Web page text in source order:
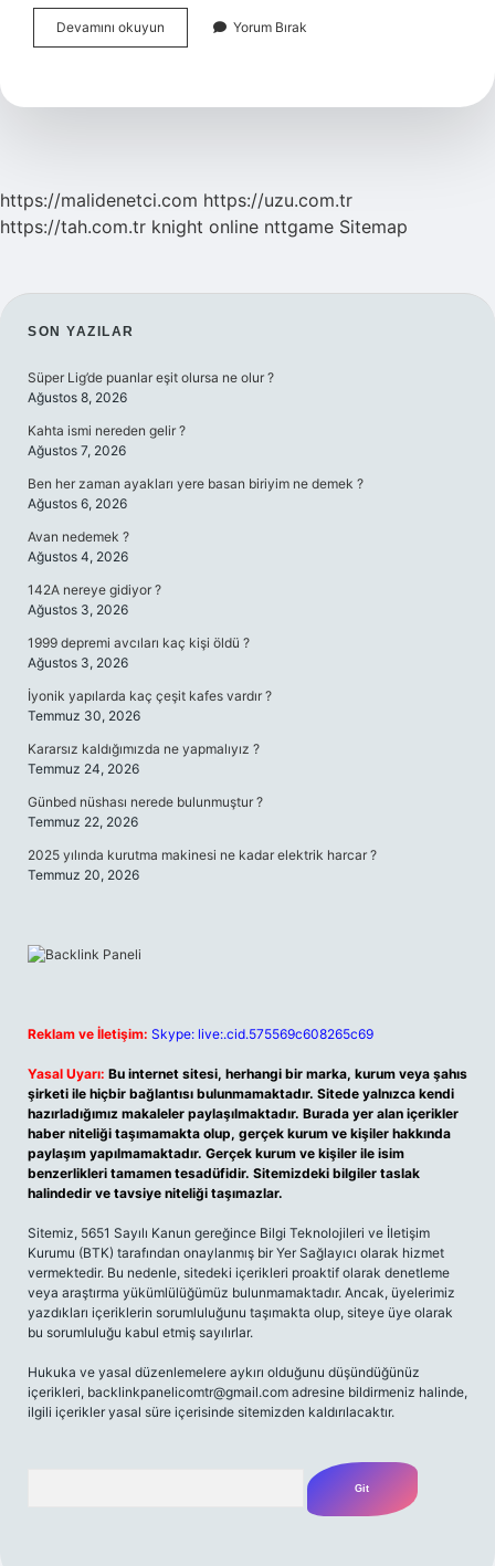
Devamını okuyun
Sağdıç
Yorum Bırak
https://malidenetci.com https://uzu.com.tr
https://tah.com.tr knight online nttgame Sitemap
SIDEBAR
SON YAZILAR
Süper Lig’de puanlar eşit olursa ne olur ?
Ağustos 8, 2026
Kahta ismi nereden gelir ?
Ağustos 7, 2026
Ben her zaman ayakları yere basan biriyim ne demek ?
Ağustos 6, 2026
Avan nedemek ?
Ağustos 4, 2026
142A nereye gidiyor ?
Ağustos 3, 2026
1999 depremi avcıları kaç kişi öldü ?
Ağustos 3, 2026
İyonik yapılarda kaç çeşit kafes vardır ?
Temmuz 30, 2026
Kararsız kaldığımızda ne yapmalıyız ?
Temmuz 24, 2026
Günbed nüshası nerede bulunmuştur ?
Temmuz 22, 2026
2025 yılında kurutma makinesi ne kadar elektrik harcar ?
Temmuz 20, 2026
Reklam ve İletişim: Skype: live:.cid.575569c608265c69
Yasal Uyarı: Bu internet sitesi, herhangi bir marka, kurum veya şahıs
şirketi ile hiçbir bağlantısı bulunmamaktadır. Sitede yalnızca kendi
hazırladığımız makaleler paylaşılmaktadır. Burada yer alan içerikler
haber niteliği taşımamakta olup, gerçek kurum ve kişiler hakkında
paylaşım yapılmamaktadır. Gerçek kurum ve kişiler ile isim
benzerlikleri tamamen tesadüfidir. Sitemizdeki bilgiler taslak
halindedir ve tavsiye niteliği taşımazlar.
Sitemiz, 5651 Sayılı Kanun gereğince Bilgi Teknolojileri ve İletişim
Kurumu (BTK) tarafından onaylanmış bir Yer Sağlayıcı olarak hizmet
vermektedir. Bu nedenle, sitedeki içerikleri proaktif olarak denetleme
veya araştırma yükümlülüğümüz bulunmamaktadır. Ancak, üyelerimiz
yazdıkları içeriklerin sorumluluğunu taşımakta olup, siteye üye olarak
bu sorumluluğu kabul etmiş sayılırlar.
Hukuka ve yasal düzenlemelere aykırı olduğunu düşündüğünüz
içerikleri, backlinkpanelicomtr@gmail.com adresine bildirmeniz halinde,
ilgili içerikler yasal süre içerisinde sitemizden kaldırılacaktır.